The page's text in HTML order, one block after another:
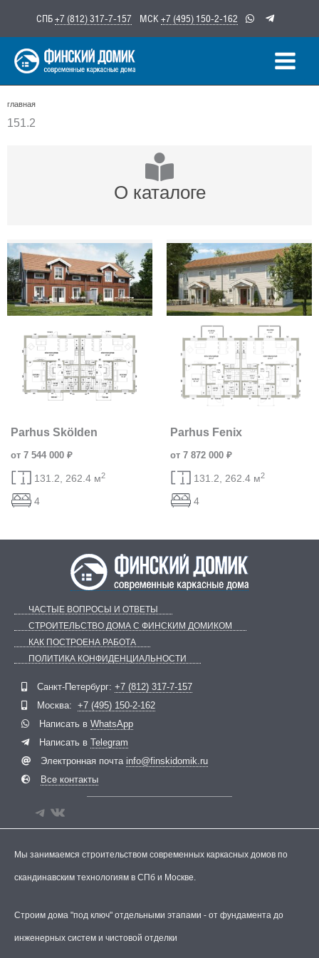
содержимому
СПБ+7 (812) 317-7-157 МСК +7 (495) 150-2-162
главная
151.2
О каталоге
Parhus Skölden
от 7 544 000 ₽
131.2, 262.4 м2
4
Parhus Fenix
от 7 872 000 ₽
131.2, 262.4 м2
4
ЧАСТЫЕ ВОПРОСЫ И ОТВЕТЫ
СТРОИТЕЛЬСТВО ДОМА С ФИНСКИМ ДОМИКОМ
КАК ПОСТРОЕНА РАБОТА
ПОЛИТИКА КОНФИДЕНЦИАЛЬНОСТИ
Санкт-Петербург: +7 (812) 317-7-157
Москва: +7 (495) 150-2-162
Написать в WhatsApp
Написать в Telegram
Электронная почта info@finskidomik.ru
Все контакты
Мы занимаемся строительством современных каркасных домов по
скандинавским технологиям в СПб и Москве.
Строим дома "под ключ" отдельными этапами - от фундамента до
инженерных систем и чистовой отделки